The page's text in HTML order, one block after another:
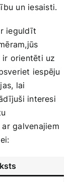
un iesaisti.
ieguldīt
ir orientēti uz
iespēju
lai⁣
interesi
galvenajiem